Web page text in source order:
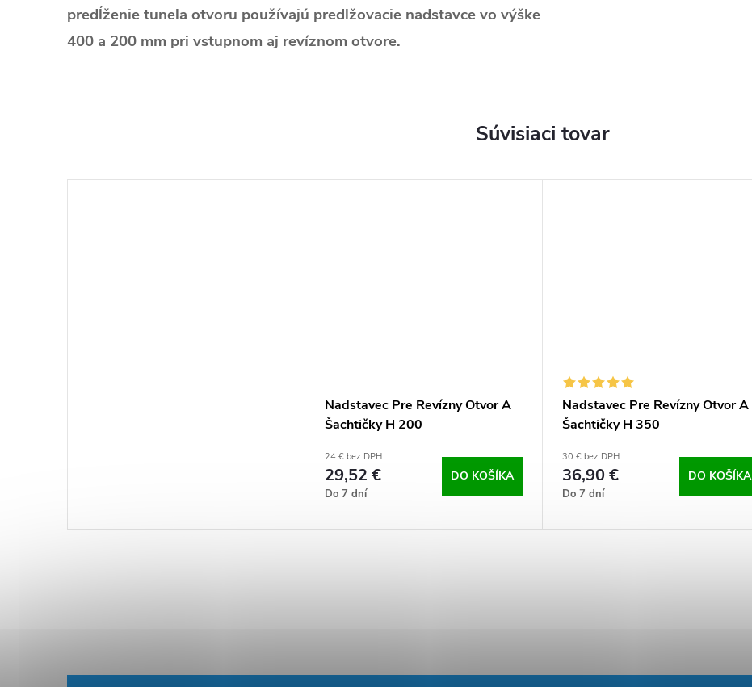
predĺženie tunela otvoru používajú predlžovacie nadstavce vo výške
400 a 200 mm pri vstupnom aj revíznom otvore.
Súvisiaci tovar
Nadstavec Pre Revízny Otvor A
Šachtičky H 200
24 € bez DPH
29,52 €
Do 7 dní
DO KOŠÍKA
Nadstavec Pre Revízny Otvor A
Šachtičky H 350
30 € bez DPH
36,90 €
Do 7 dní
DO KOŠÍKA